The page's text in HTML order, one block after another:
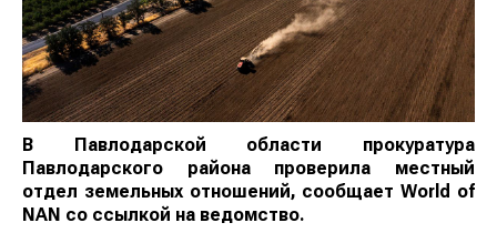
В Павлодарской области прокуратура
Павлодарского района проверила местный
отдел земельных отношений, сообщаетWorld of
NAN со ссылкой на ведомство.